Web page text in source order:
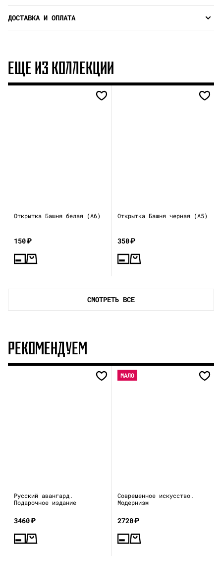
ДОСТАВКА И ОПЛАТА
ЕЩЕ ИЗ КОЛЛЕКЦИИ
Открытка Башня белая (А6)
150₽
Открытка Башня черная (А5)
350₽
СМОТРЕТЬ ВСЕ
РЕКОМЕНДУЕМ
Русский авангард.
Подарочное издание
3460₽
МАЛО
Современное искусство.
Модернизм
2720₽